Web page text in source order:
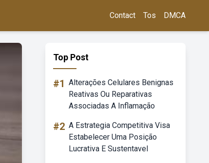
Contact Tos DMCA
Top Post
#1 Alterações Celulares Benignas
Reativas Ou Reparativas
Associadas A Inflamação
#2 A Estrategia Competitiva Visa
Estabelecer Uma Posição
Lucrativa E Sustentavel